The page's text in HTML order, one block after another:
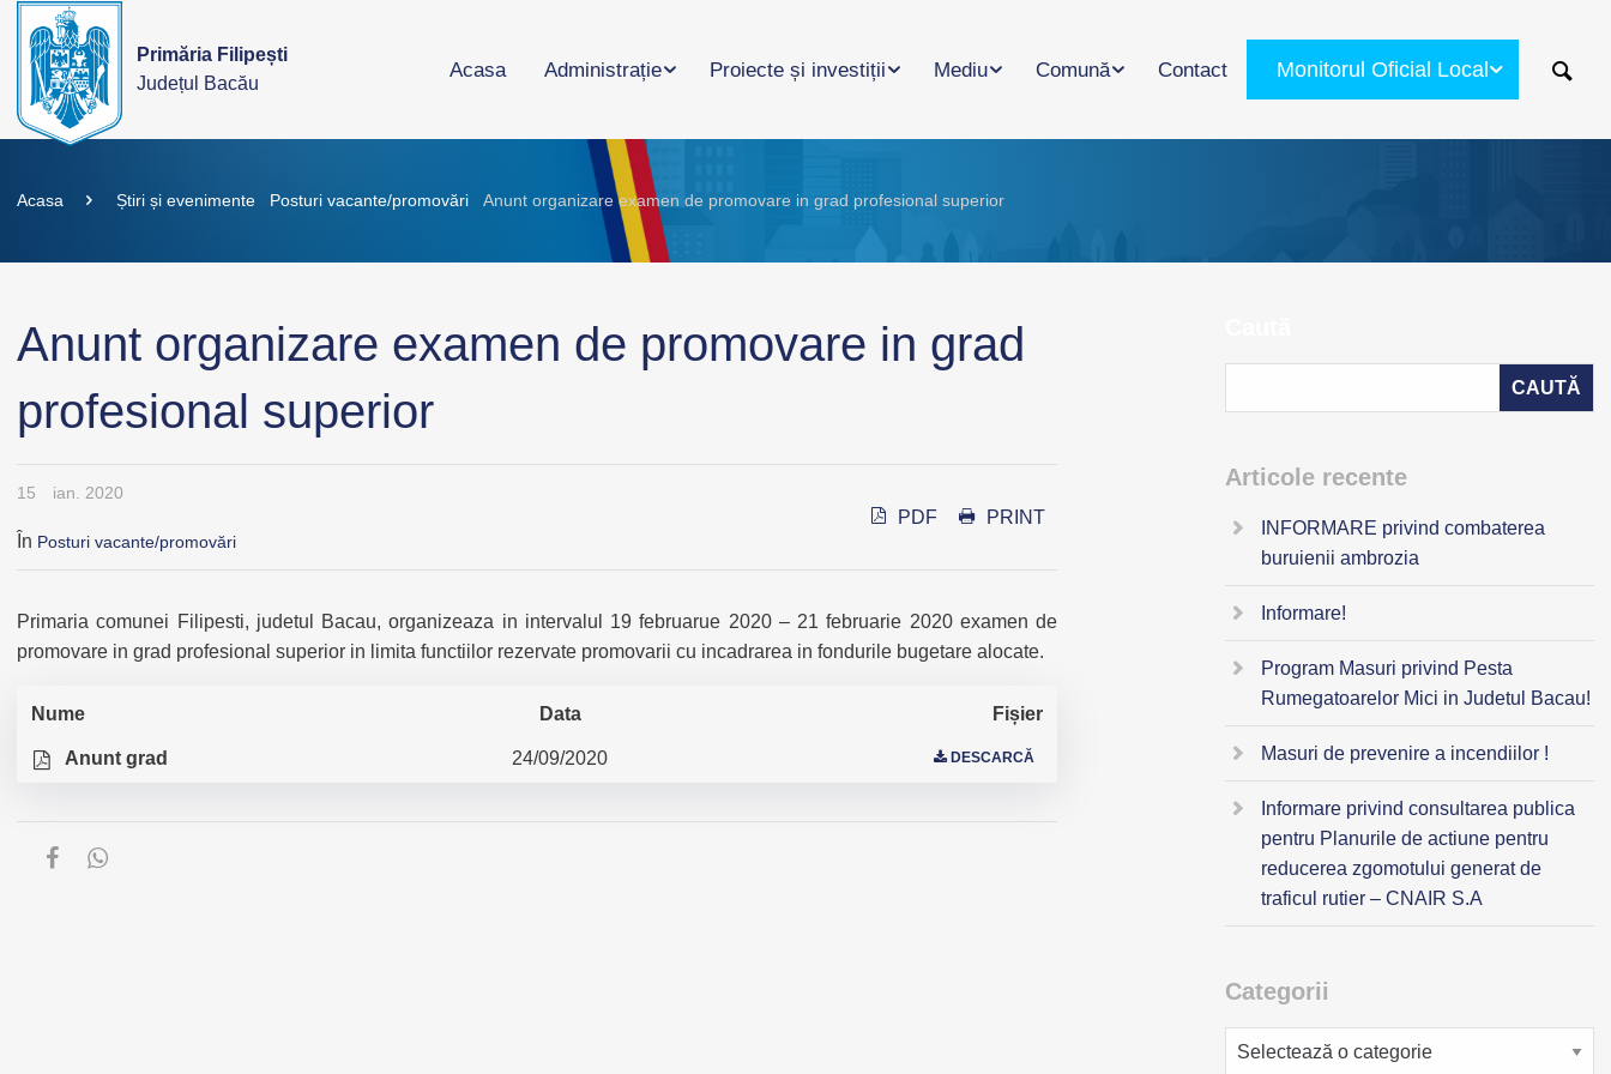
Primăria Filipești
Județul Bacău
Acasa Administrație Proiecte și investiții Mediu Comună Contact Monitorul Oficial Local
Acasa Știri și evenimente Posturi vacante/promovări Anunt organizare examen de promovare in grad profesional superior
Anunt organizare examen de promovare in grad
profesional superior
15 ian. 2020
În Posturi vacante/promovări
PDF PRINT
Primaria comunei Filipesti, judetul Bacau, organizeaza in intervalul 19 februarue 2020 – 21 februarie 2020 examen de
promovare in grad profesional superior in limita functiilor rezervate promovarii cu incadrarea in fondurile bugetare alocate.
Nume Data Fișier
Anunt grad 24/09/2020 DESCARCĂ
Articole recente
INFORMARE privind combaterea
buruienii ambrozia
Informare!
Program Masuri privind Pesta
Rumegatoarelor Mici in Judetul Bacau!
Masuri de prevenire a incendiilor !
Informare privind consultarea publica
pentru Planurile de actiune pentru
reducerea zgomotului generat de
traficul rutier – CNAIR S.A
Categorii
Categorii